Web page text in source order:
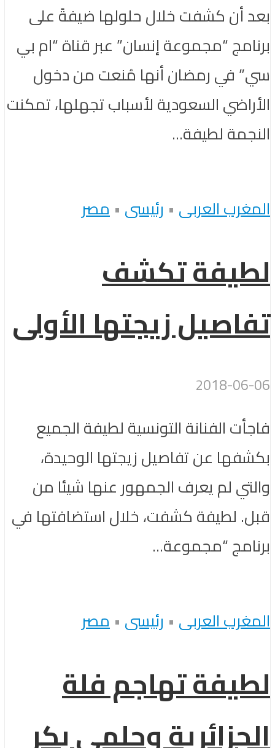
بعد أن كشفت خلال حلولها ضيفةً على
برنامج “مجموعة إنسان” عبر قناة “ام بي
سي” في رمضان أنها مُنعت من دخول
الأراضي السعودية لأسباب تجهلها، تمكنت
النجمة لطيفة...
المغرب العربى • رئيسى •مصر
لطيفة تكشف
تفاصيل زيجتها الأولى
2018-06-06
فاجأت الفنانة التونسية لطيفة الجميع
بكشفها عن تفاصيل زيجتها الوحيدة،
والتي لم يعرف الجمهور عنها شيئا من
قبل. لطيفة كشفت، خلال استضافتها في
برنامج “مجموعة...
المغرب العربى • رئيسى •مصر
لطيفة تهاجم فلة
الجزائرية وحلمي بكر